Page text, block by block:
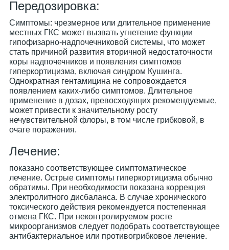
Передозировка:
Симптомы: чрезмерное или длительное применение
местных ГКС может вызвать угнетение функции
гипофизарно-надпочечниковой системы, что может
стать причиной развития вторичной недостаточности
коры надпочечников и появления симптомов
гиперкортицизма, включая синдром Кушинга.
Однократная гентамицина не сопровождается
появлением каких-либо симптомов. Длительное
применение в дозах, превосходящих рекомендуемые,
может привести к значительному росту
нечувствительной флоры, в том числе грибковой, в
очаге поражения.
Лечение:
показано соответствующее симптоматическое
лечение. Острые симптомы гиперкортицизма обычно
обратимы. При необходимости показана коррекция
электролитного дисбаланса. В случае хронического
токсического действия рекомендуется постепенная
отмена ГКС. При неконтролируемом росте
микроорганизмов следует подобрать соответствующее
антибактериальное или противогрибковое лечение.